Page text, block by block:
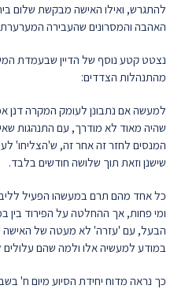
להתגרש, ואילו האישה מבקשת שלום
האהבה והמסרונים שהעבירה
נצטט קטע נוסף של הדיין שבעמדת
מהתנהלות הצדדים:
למעשה אם נתבונן לעומק המקרה דנן
שהיה מאוד לא מודרך, עם התנהגות
המנסים לחזר זה אחר זה, ש'הצליחו'
שישנן וזאת תוך שלושה חודשים בלבד.
כל אחד מהם תרם במעשהו הפעיל
ומי פחות, אך ההחלטה על הפירוד בין
הבעל, עם 'עזרה' לא מעטה של האישה
במודע למעשיה אלו ולמה שהם עלולים
כך נראה מדוח יחידת הסיוע מיום ח' בשבט